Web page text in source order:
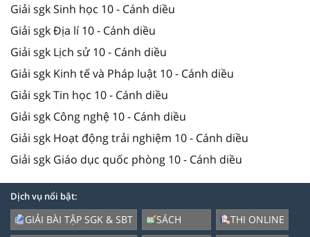
Giải sgk Sinh học 10 - Cánh diều
Giải sgk Địa lí 10 - Cánh diều
Giải sgk Lịch sử 10 - Cánh diều
Giải sgk Kinh tế và Pháp luật 10 - Cánh diều
Giải sgk Tin học 10 - Cánh diều
Giải sgk Công nghệ 10 - Cánh diều
Giải sgk Hoạt động trải nghiệm 10 - Cánh diều
Giải sgk Giáo dục quốc phòng 10 - Cánh diều
Dịch vụ nổi bật:
GIẢI BÀI TẬP SGK & SBT
SÁCH
THI ONLINE